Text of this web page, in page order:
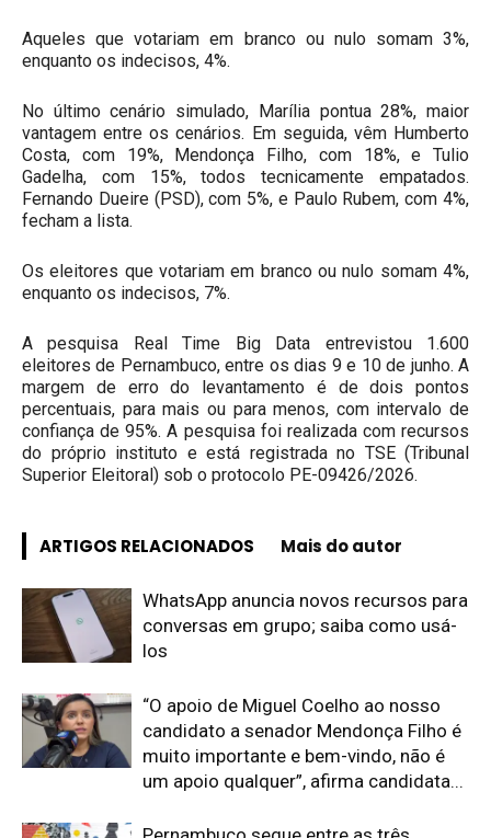
Aqueles que votariam em branco ou nulo somam 3%,
enquanto os indecisos, 4%.
No último cenário simulado, Marília pontua 28%, maior
vantagem entre os cenários. Em seguida, vêm Humberto
Costa, com 19%, Mendonça Filho, com 18%, e Tulio
Gadelha, com 15%, todos tecnicamente empatados.
Fernando Dueire (PSD), com 5%, e Paulo Rubem, com 4%,
fecham a lista.
Os eleitores que votariam em branco ou nulo somam 4%,
enquanto os indecisos, 7%.
A pesquisa Real Time Big Data entrevistou 1.600
eleitores de Pernambuco, entre os dias 9 e 10 de junho. A
margem de erro do levantamento é de dois pontos
percentuais, para mais ou para menos, com intervalo de
confiança de 95%. A pesquisa foi realizada com recursos
do próprio instituto e está registrada no TSE (Tribunal
Superior Eleitoral) sob o protocolo PE-09426/2026.
ARTIGOS RELACIONADOS Mais do autor
WhatsApp anuncia novos recursos para
conversas em grupo; saiba como usá-
los
“O apoio de Miguel Coelho ao nosso
candidato a senador Mendonça Filho é
muito importante e bem-vindo, não é
um apoio qualquer”, afirma candidata...